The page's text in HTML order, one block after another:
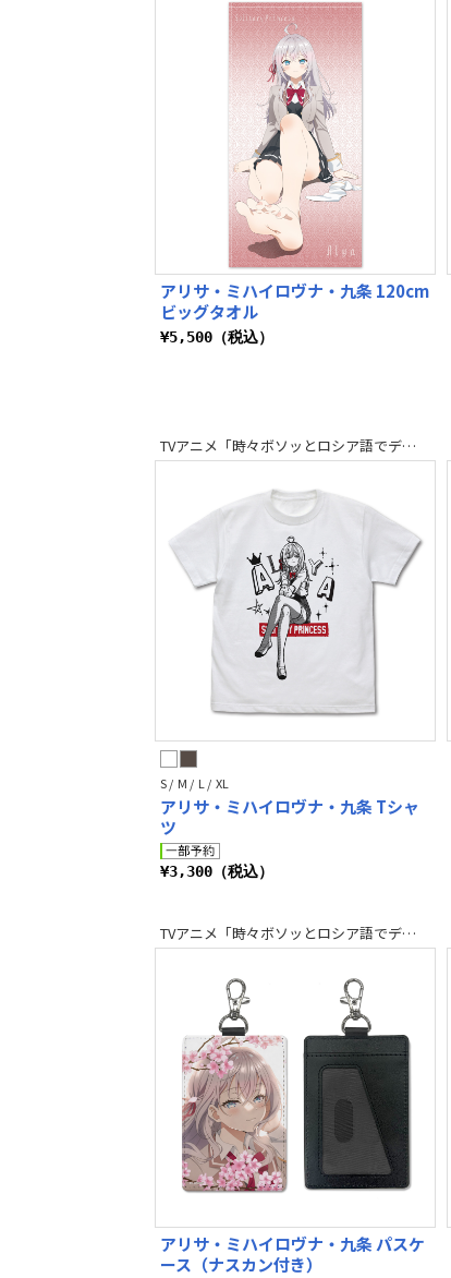
アリサ・ミハイロヴナ・九条 120cm
ビッグタオル
¥5,500（税込）
TVアニメ「時々ボソッとロシア語でデレる隣のアーリャさん」
S / M / L / XL
アリサ・ミハイロヴナ・九条 Tシャ
ツ
¥3,300（税込）
TVアニメ「時々ボソッとロシア語でデレる隣のアーリャさん」
アリサ・ミハイロヴナ・九条 パスケ
ース（ナスカン付き）